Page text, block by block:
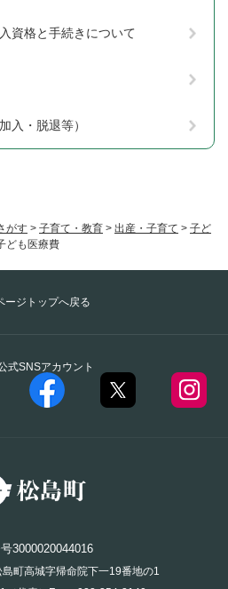
がす > 子育て・教育 > 出産・子育て > 子ど
ども医療費
資格と手続きについて
入・脱退等）
式SNSアカウント
ージトップへ戻る
3000020044016
町高城字帰命院下一19番地の1